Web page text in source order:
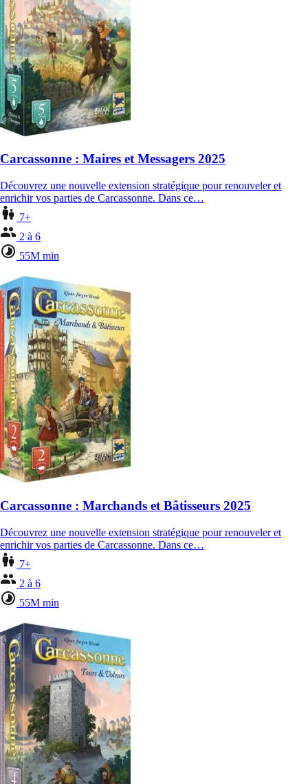
Carcassonne : Maires et Messagers 2025
Découvrez une nouvelle extension stratégique pour renouveler et
enrichir vos parties de Carcassonne. Dans ce…
7+
2 à 6
55M min
Carcassonne : Marchands et Bâtisseurs 2025
Découvrez une nouvelle extension stratégique pour renouveler et
enrichir vos parties de Carcassonne. Dans ce…
7+
2 à 6
55M min